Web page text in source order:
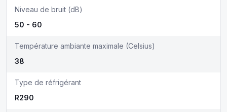
Niveau de bruit (dB)
50 - 60
Température ambiante maximale (Celsius)
38
Type de réfrigérant
R290